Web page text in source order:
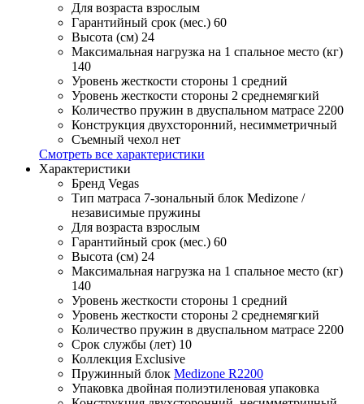
Для возраста взрослым
Гарантийный срок (мес.) 60
Высота (см) 24
Максимальная нагрузка на 1 спальное место (кг)
140
Уровень жесткости стороны 1 средний
Уровень жесткости стороны 2 среднемягкий
Количество пружин в двуспальном матрасе 2200
Конструкция двухсторонний, несимметричный
Съемный чехол нет
Смотреть все характеристики
Характеристики
Бренд Vegas
Тип матраса 7-зональный блок Medizone /
независимые пружины
Для возраста взрослым
Гарантийный срок (мес.) 60
Высота (см) 24
Максимальная нагрузка на 1 спальное место (кг)
140
Уровень жесткости стороны 1 средний
Уровень жесткости стороны 2 среднемягкий
Количество пружин в двуспальном матрасе 2200
Срок службы (лет) 10
Коллекция Exclusive
Пружинный блок Medizone R2200
Упаковка двойная полиэтиленовая упаковка